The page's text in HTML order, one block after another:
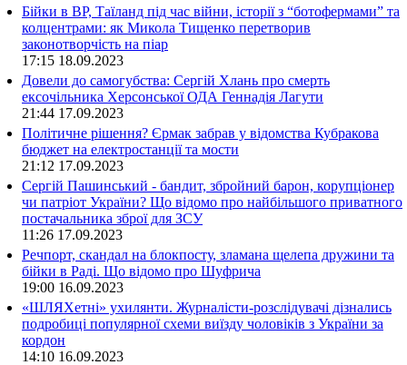
Бійки в ВР, Таїланд під час війни, історії з “ботофермами” та
колцентрами: як Микола Тищенко перетворив
законотворчість на піар
17:15 18.09.2023
Довели до самогубства: Сергій Хлань про смерть
ексочільника Херсонської ОДА Геннадія Лагути
21:44 17.09.2023
Політичне рішення? Єрмак забрав у відомства Кубракова
бюджет на електростанції та мости
21:12 17.09.2023
Сергій Пашинський - бандит, збройний барон, корупціонер
чи патріот України? Що відомо про найбільшого приватного
постачальника зброї для ЗСУ
11:26 17.09.2023
Речпорт, скандал на блокпосту, зламана щелепа дружини та
бійки в Раді. Що відомо про Шуфрича
19:00 16.09.2023
«ШЛЯХетні» ухилянти. Журналісти-розслідувачі дізнались
подробиці популярної схеми виїзду чоловіків з України за
кордон
14:10 16.09.2023